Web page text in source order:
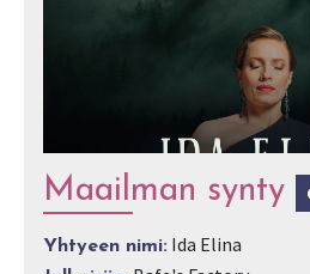
Maailman synty
Yhtyeen nimi: Ida Elina